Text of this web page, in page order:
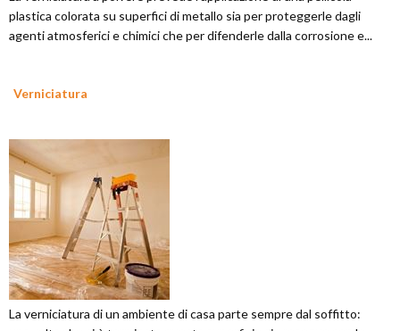
plastica colorata su superfici di metallo sia per proteggerle dagli
agenti atmosferici e chimici che per difenderle dalla corrosione e...
Verniciatura
La verniciatura di un ambiente di casa parte sempre dal soffitto: